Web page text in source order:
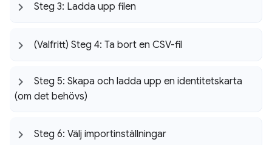
Steg 3: Ladda upp filen
(Valfritt) Steg 4: Ta bort en CSV-fil
Steg 5: Skapa och ladda upp en identitetskarta
(om det behövs)
Steg 6: Välj importinställningar